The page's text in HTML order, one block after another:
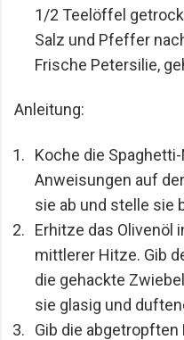
1/2 Teelöffel
Salz und Pfeffer
Frische Petersilie,
Anleitung:
Koche die
Anweisungen auf
sie ab und stelle sie
Erhitze das Olivenöl
mittlerer Hitze. Gib
die gehackte
sie glasig und
Gib die